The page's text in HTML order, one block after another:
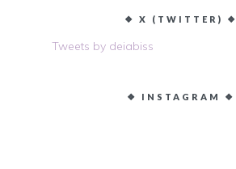
❖ X (TWITTER) ❖
Tweets by deiabiss
❖ INSTAGRAM ❖